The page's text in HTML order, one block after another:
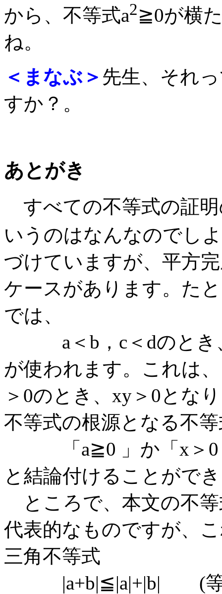
から、不等式a2≧0が横
ね。
＜まなぶ＞ 先生、それ
すか？。
あとがき
すべての不等式の証
いうのはなんなのでし
づけていますが、平方
ケースがあります。た
では、
a＜b，c＜dのとき、
が使われます。これは
＞0のとき、xy＞0とな
不等式の根源となる不
「a≧0 」か「x＞0，
と結論付けることがで
ところで、本文の不
代表的なものですが、
三角不等式
|a+b|≦|a|+|b| (等号